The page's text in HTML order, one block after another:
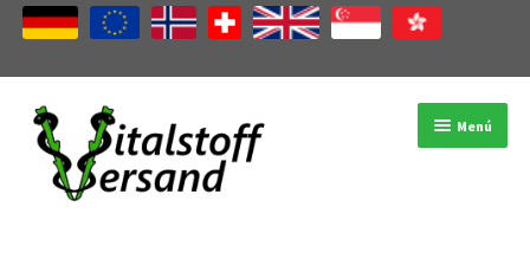
navegación
contenido
Menú